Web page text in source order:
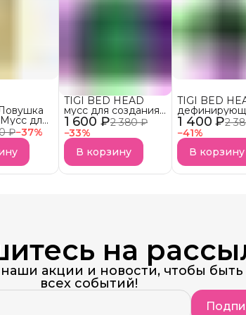
₽−37%
для
got2b)
1 600 ₽2 380 ₽
−33%
TIGI BED HEAD
мусс для создания
эффекта вьющихся
волос FOXY CURLS
АКЦИЯ!
В корзину
1 400 ₽2
−41%
TIGI BED
крем для
волос FOXY
АКЦИЯ!
В корзину
на
акции и новости, чтобы быть
всех событий!